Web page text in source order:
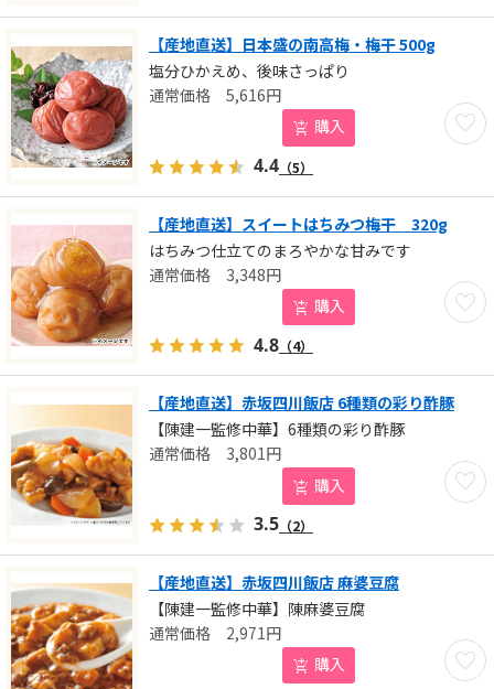
【産地直送】日本盛の南高梅・梅干 500g
塩分ひかえめ、後味さっぱり
お気
5,616円
購入
4.4 （5）
【産地直送】スイートはちみつ梅干 320g
はちみつ仕立てのまろやかな甘みです
お気
3,348円
購入
4.8 （4）
【産地直送】赤坂四川飯店 6種類の彩り酢豚
【陳建一監修中華】6種類の彩り酢豚
お気
3,801円
購入
3.5 （2）
【産地直送】赤坂四川飯店 麻婆豆腐
【陳建一監修中華】陳麻婆豆腐
お気
2,971 円
購入